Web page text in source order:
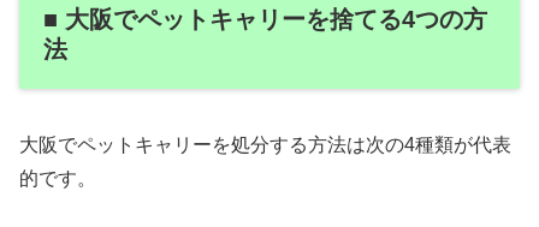
■ 大阪でペットキャリーを捨てる4つの方
法
大阪でペットキャリーを処分する方法は次の4種類が代表
的です。